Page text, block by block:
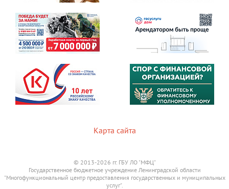
Карта сайта
© 2013-2026 гг. ГБУ ЛО "МФЦ"
Государственное бюджетное учреждение Ленинградской области
"Многофункциональный центр предоставления государственных и муниципальных
услуг".